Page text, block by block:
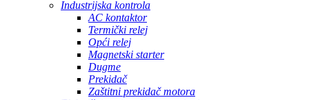
Industrijska kontrola
AC kontaktor
Termički relej
Opći relej
Magnetski starter
Dugme
Prekidač
Zaštitni prekidač motora